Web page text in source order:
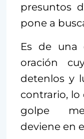
presuntos
pone a
Es de una
oración
detenlos y
contrario, lo
golpe
deviene en